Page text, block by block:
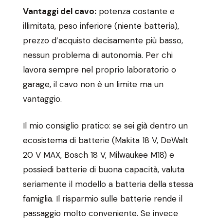
Vantaggi del cavo: potenza costante e
illimitata, peso inferiore (niente batteria),
prezzo d’acquisto decisamente più basso,
nessun problema di autonomia. Per chi
lavora sempre nel proprio laboratorio o
garage, il cavo non è un limite ma un
vantaggio.
Il mio consiglio pratico: se sei già dentro un
ecosistema di batterie (Makita 18 V, DeWalt
20 V MAX, Bosch 18 V, Milwaukee M18) e
possiedi batterie di buona capacità, valuta
seriamente il modello a batteria della stessa
famiglia. Il risparmio sulle batterie rende il
passaggio molto conveniente. Se invece